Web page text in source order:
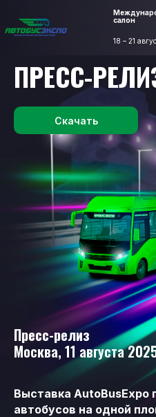
18 – 21
салон
Скачать
ПРЕСС-
Пресс-релиз
Москва, 11 августа
Выставка AutoBusExpo
автобусов на одной